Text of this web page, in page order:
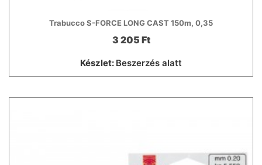
Trabucco S-FORCE LONG CAST 150m, 0,35
3 205 Ft
Készlet: Beszerzés alatt